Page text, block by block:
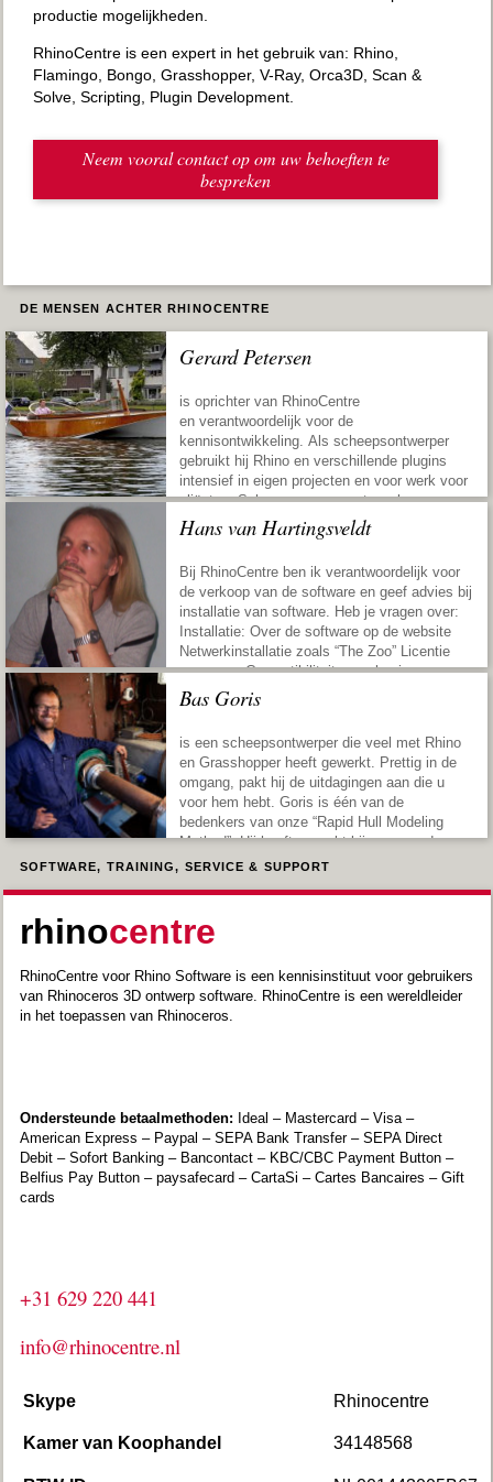
productie mogelijkheden.
RhinoCentre is een expert in het gebruik van: Rhino,
Flamingo, Bongo, Grasshopper, V-Ray, Orca3D, Scan &
Solve, Scripting, Plugin Development.
Neem vooral contact op om uw behoeften te
bespreken
DE MENSEN ACHTER RHINOCENTRE
Gerard Petersen
is oprichter van RhinoCentre
en verantwoordelijk voor de
kennisontwikkeling. Als scheepsontwerper
gebruikt hij Rhino en verschillende plugins
intensief in eigen projecten en voor werk voor
cliënten. Scheepswerven, ontwerpbureaus en
toeleveranciers van over de hele wereld
consulteren Petersen voor Rhino
Hans van Hartingsveldt
Bij RhinoCentre ben ik verantwoordelijk voor
de verkoop van de software en geef advies bij
installatie van software. Heb je vragen over:
Installatie: Over de software op de website
Netwerkinstallatie zoals “The Zoo” Licentie
gegevens Compatibiliteit van plug-ins op onze
website i.c.m. met het besturingssysteem
Systeemeisen voor de software op onze
Bas Goris
is een scheepsontwerper die veel met Rhino
en Grasshopper heeft gewerkt. Prettig in de
omgang, pakt hij de uitdagingen aan die u
voor hem hebt. Goris is één van de
bedenkers van onze “Rapid Hull Modeling
Method”. Hij heeft gewerkt bij o.a. van der
Giessen de Noord en GustoMSC. Bas heeft
SOFTWARE, TRAINING, SERVICE & SUPPORT
rhinocentre
RhinoCentre voor Rhino Software is een kennisinstituut voor gebruikers
van Rhinoceros 3D ontwerp software. RhinoCentre is een wereldleider
in het toepassen van Rhinoceros.
Ondersteunde betaalmethoden: Ideal – Mastercard – Visa –
American Express – Paypal – SEPA Bank Transfer – SEPA Direct
Debit – Sofort Banking – Bancontact – KBC/CBC Payment Button –
Belfius Pay Button – paysafecard – CartaSi – Cartes Bancaires – Gift
cards
+31 629 220 441
info@rhinocentre.nl
Skype Rhinocentre
Kamer van Koophandel 34148568